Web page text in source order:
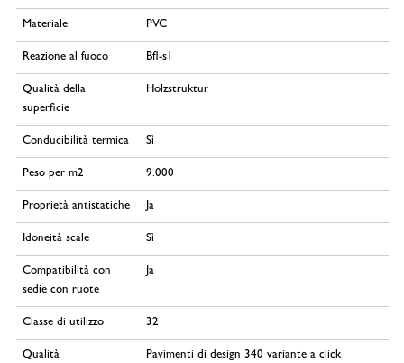
Materiale PVC
Reazione al fuoco Bfl-s1
Qualità della
superficie
Holzstruktur
Conducibilità termica Sì
Peso per m2 9.000
Proprietà antistatiche Ja
Idoneità scale Sì
Compatibilità con
sedie con ruote
Ja
Classe di utilizzo 32
Qualità Pavimenti di design 340 variante a click